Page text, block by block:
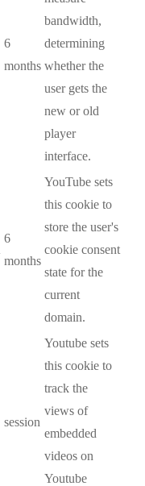
6
months
bandwidth,
determining
whether the
user gets the
new or old
player
interface.
6
months
YouTube sets
this cookie to
store the user's
cookie consent
state for the
current
domain.
session
Youtube sets
this cookie to
track the
views of
embedded
videos on
Youtube